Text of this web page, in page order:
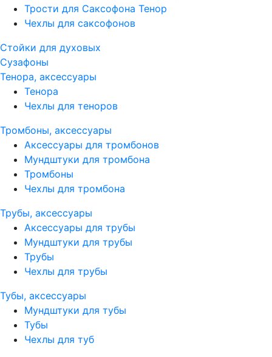
Трости для Саксофона Тенор
Чехлы для саксофонов
Стойки для духовых
Сузафоны
Тенора, аксессуары
Тенора
Чехлы для теноров
Тромбоны, аксессуары
Аксессуары для тромбонов
Мундштуки для тромбона
Тромбоны
Чехлы для тромбона
Трубы, аксессуары
Аксессуары для трубы
Мундштуки для трубы
Трубы
Чехлы для трубы
Тубы, аксессуары
Мундштуки для тубы
Тубы
Чехлы для туб